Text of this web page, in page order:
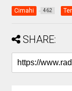
Cimahi 462
SHARE: